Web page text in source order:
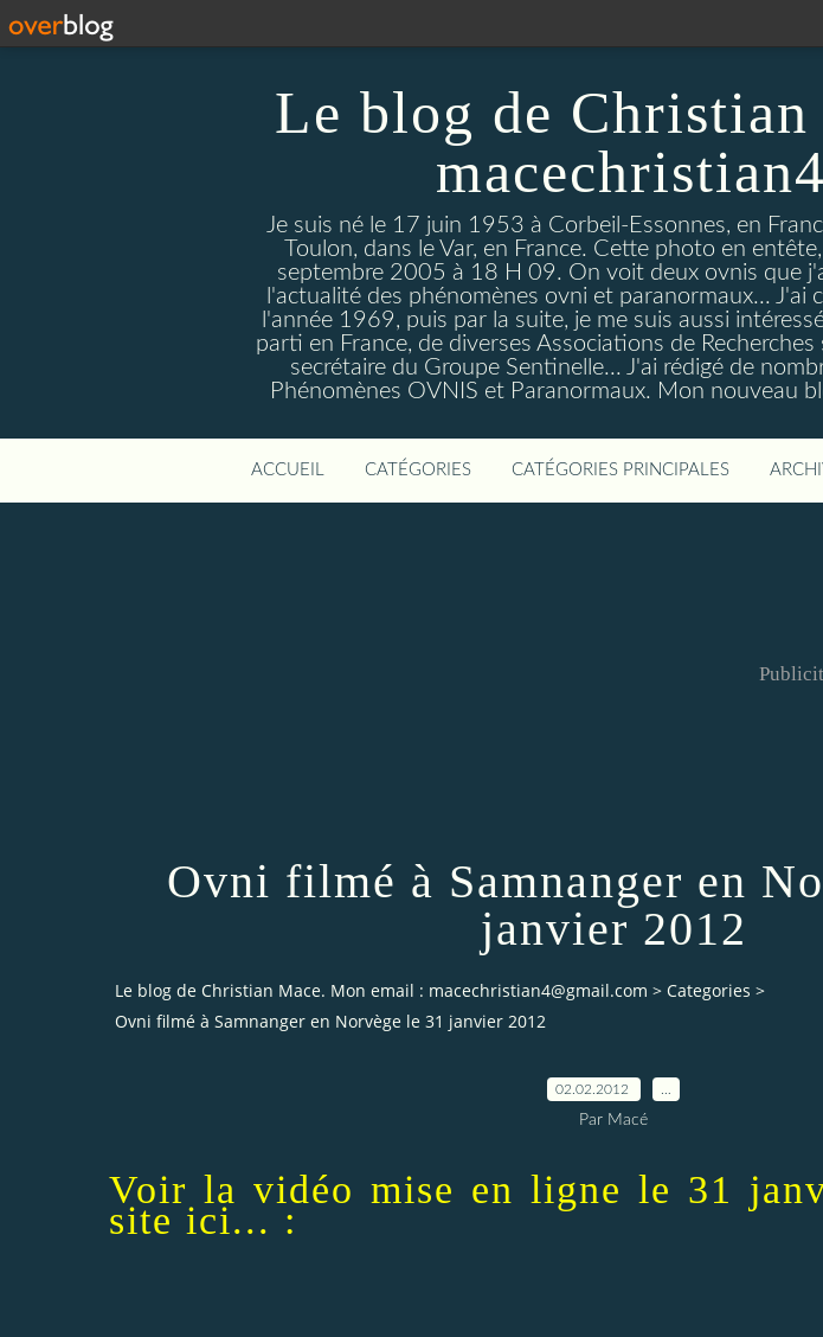
Le blog de
Je suis né le 17 juin 1953 à Corbeil-Essonnes, en
Toulon, dans le Var, en France. Cette photo en
septembre 2005 à 18 H 09. On voit deux ovnis que
l'actualité des phénomènes ovni et paranormaux...
l'année 1969, puis par la suite, je me suis aussi
parti en France, de diverses Associations de
secrétaire du Groupe Sentinelle... J'ai rédigé de
Phénomènes OVNIS et Paranormaux. Mon nouveau
ACCUEIL CATÉGORIES CATÉGORIES PRINCIPALES
Ovni filmé à Samnanger en
janvier 2012
Le blog de Christian Mace. Mon email : macechristian4@gmail.com > Categories >
Ovni filmé à Samnanger en Norvège le 31 janvier 2012
02.02.2012
Par Macé
Voir la vidéo mise en ligne le 31
site ici... :